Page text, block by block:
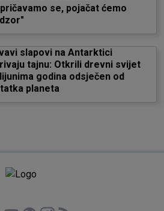
se, pojačat ćemo
slapovi na Antarktici
tajnu: Otkrili drevni svijet
godina odsječen od
planeta